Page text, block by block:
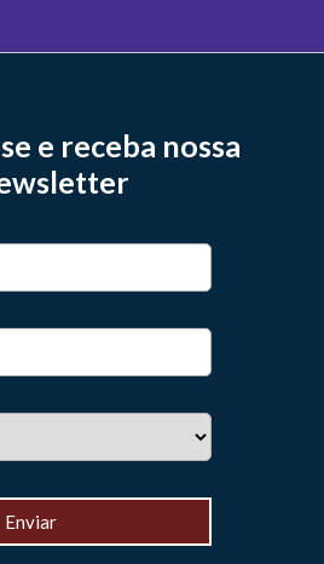
e receba nossa